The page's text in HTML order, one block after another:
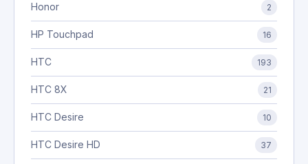
Honor 2
HP Touchpad 16
HTC 193
HTC 8X 21
HTC Desire 10
HTC Desire HD 37